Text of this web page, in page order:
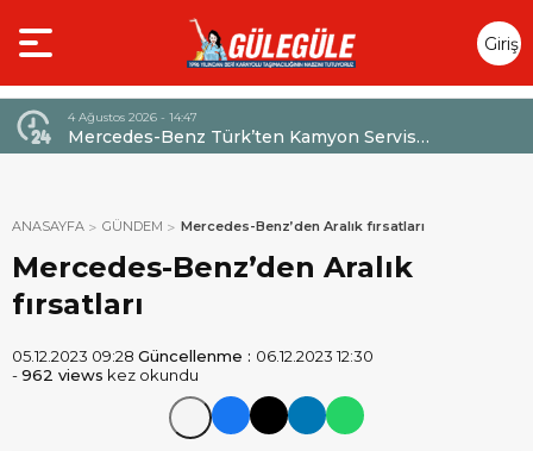
Giriş
Yap
4 Ağustos 2026 - 14:47
Mercedes-Benz Türk’ten Kamyon Servis
Sözleşmelerinde 36 Aya Varan Taksit İmkânı
ANASAYFA GÜNDEM Mercedes-Benz’den Aralık fırsatları
Mercedes-Benz’den Aralık
fırsatları
05.12.2023 09:28 Güncellenme : 06.12.2023 12:30
-962 views kez okundu